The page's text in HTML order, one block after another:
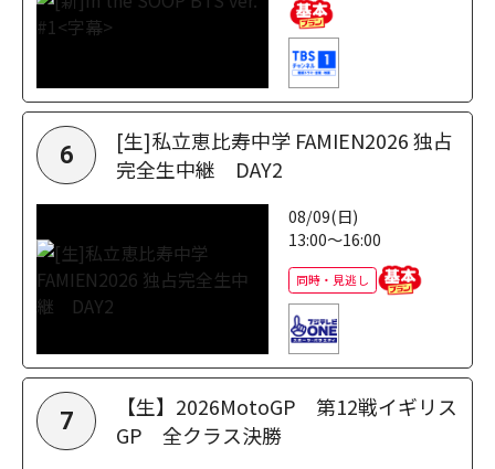
6
[生]私立恵比寿中学 FAMIEN2026 独占
完全生中継 DAY2
08/09(日)
13:00～16:00
同時・見逃し
7
【生】2026MotoGP 第12戦イギリス
GP 全クラス決勝